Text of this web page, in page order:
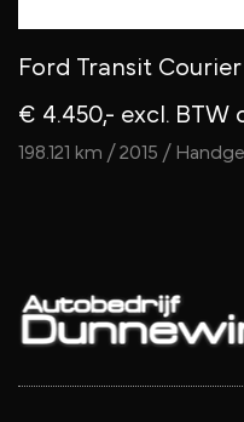
Ford Transit Courier
€ 4.450,- excl. BTW
198.121 km / 2015 /